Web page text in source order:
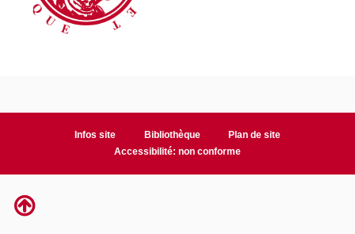
Infos site Bibliothèque
Plan de site
Accessibilité: non conforme